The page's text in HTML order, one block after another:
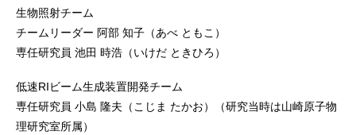
生物照射チーム
チームリーダー 阿部 知子（あべ ともこ）
専任研究員 池田 時浩（いけだ ときひろ）
低速RIビーム生成装置開発チーム
専任研究員 小島 隆夫（こじま たかお）（研究当時は山崎原子物
理研究室所属）